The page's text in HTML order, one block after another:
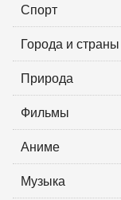
Спорт
Города и страны
Природа
Фильмы
Аниме
Музыка